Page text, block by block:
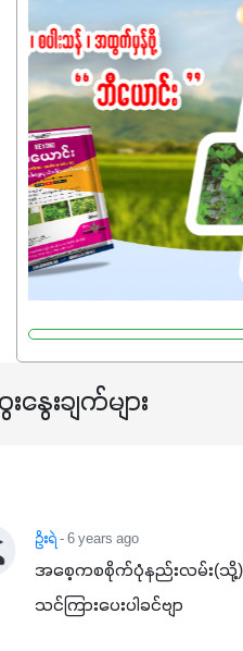
ကြောင့် ကိုယ်သုံးသမျှ ကိုယ့်
အရည်အသွေးစိတ်ချရတဲ့ သွင်းအ
သုံးသင့်ပါတယ်။
နွေးချက်များ
ဥိးရဲ- 6 years ago
အစေ့ကစစိုက်ပုံနည်းလမ်း(သို့
သင်ကြားပေးပါခင်ဗျာ